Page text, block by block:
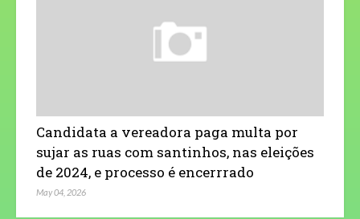
Candidata a vereadora paga multa por
sujar as ruas com santinhos, nas eleições
de 2024, e processo é encerrrado
May 04, 2026